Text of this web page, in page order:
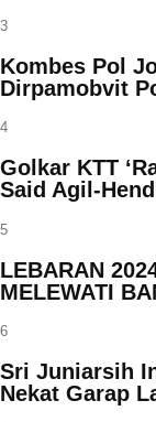
3
Kombes Pol
Dirpamobvit
4
Golkar KTT
Said Agil-
5
LEBARAN
MELEWATI
6
Sri Juniarsih
Nekat Garap